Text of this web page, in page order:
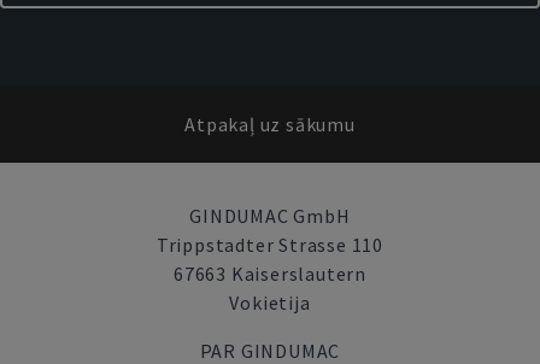
Atpakaļ uz sākumu
GINDUMAC GmbH
Trippstadter Strasse 110
67663 Kaiserslautern
Vokietija
PAR GINDUMAC